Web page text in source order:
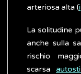
arteriosa alta (
La solitudine
anche sulla
rischio
scarsa